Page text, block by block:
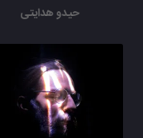
حیدو هدایتی